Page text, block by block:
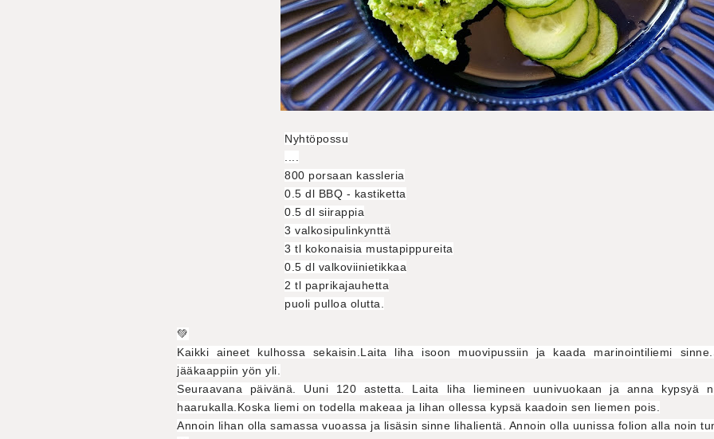
Nyhtöpossu
800 porsaan kassleria
0.5 dl BBQ - kastiketta
0.5 dl siirappia
3 valkosipulinkynttä
3 tl kokonaisia mustapippureita
0.5 dl valkoviinietikkaa
2 tl paprikajauhetta
puoli pulloa olutta.
💚
Kaikki aineet kulhossa sekaisin.Laita liha isoon muovipussiin ja kaada marinointiliemi
jääkaappiin yön yli.
Seuraavana päivänä. Uuni 120 astetta. Laita liha liemineen uunivuokaan ja anna kypsyä
haarukalla.Koska liemi on todella makeaa ja lihan ollessa kypsä kaadoin sen liemen pois.
Annoin lihan olla samassa vuoassa ja lisäsin sinne lihalientä. Annoin olla uunissa folion alla noin